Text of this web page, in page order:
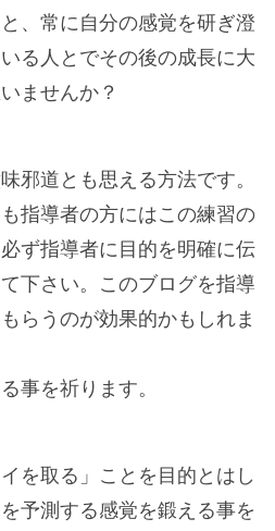
、常に自分の感覚を研ぎ澄
る人とでその後の成長に大
ませんか？
邪道とも思える方法です。
指導者の方にはこの練習の
ず指導者に目的を明確に伝
下さい。このブログを指導
らうのが効果的かもしれま
事を祈ります。
を取る」ことを目的とはし
予測する感覚を鍛える事を